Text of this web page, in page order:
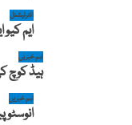
انٹرنیشنل
ایم
اہم خبریں
ہیڈ کوچ
اہم خبریں